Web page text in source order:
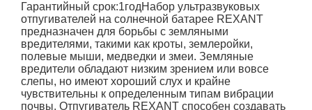
Гарантийный срок:1годНабор ультразвуковых
отпугивателей на солнечной батарее REXANT
предназначен для борьбы с земляными
вредителями, такими как кроты, землеройки,
полевые мыши, медведки и змеи. Земляные
вредители обладают низким зрением или вовсе
слепы, но имеют хороший слух и крайне
чувствительны к определенным типам вибрации
почвы. Отпугиватель REXANT способен создавать